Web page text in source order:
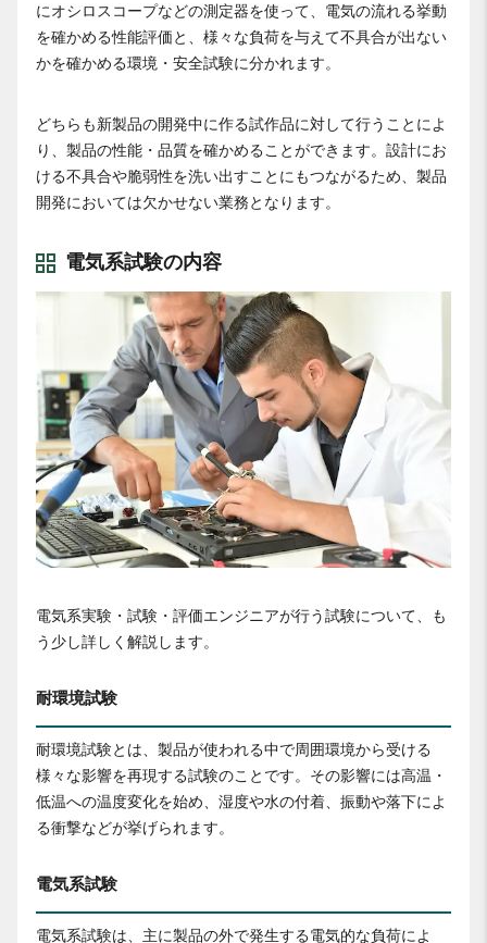
にオシロスコープなどの測定器を使って、電気の流れる挙動
を確かめる性能評価と、様々な負荷を与えて不具合が出ない
かを確かめる環境・安全試験に分かれます。
どちらも新製品の開発中に作る試作品に対して行うことによ
り、製品の性能・品質を確かめることができます。設計にお
ける不具合や脆弱性を洗い出すことにもつながるため、製品
開発においては欠かせない業務となります。
電気系試験の内容
電気系実験・試験・評価エンジニアが行う試験について、も
う少し詳しく解説します。
耐環境試験
耐環境試験とは、製品が使われる中で周囲環境から受ける
様々な影響を再現する試験のことです。その影響には高温・
低温への温度変化を始め、湿度や水の付着、振動や落下によ
る衝撃などが挙げられます。
電気系試験
電気系試験は、主に製品の外で発生する電気的な負荷によ